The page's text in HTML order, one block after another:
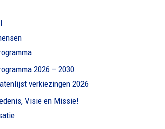
2026 – 2030
verkiezingen 2026
Visie en Missie!